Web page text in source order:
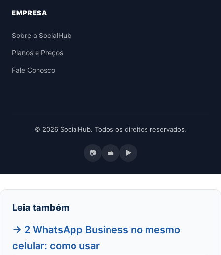
EMPRESA
Sobre a SocialHub
Planos e Preços
Fale Conosco
© 2026 SocialHub. Todos os direitos reservados.
📷 💼 ▶
Leia também
→ 2 WhatsApp Business no mesmo
celular: como usar